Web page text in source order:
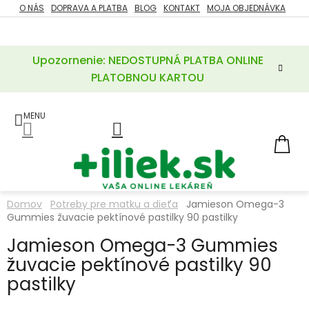
Prejsť
na
Upozornenie: NEDOSTUPNÁ PLATBA ONLINE
PLATOBNOU KARTOU
O NÁS DOPRAVA A PLATBA BLOG KONTAKT MOJA OBJEDNÁVKA
ZĽAVY
POTREBY
A
LIEKY
VITAMÍNY
MINERÁLY
KOZMETIKA
Domov Potreby pre matku a dieťa
Jamieson Omega-3
Gummies žuvacie pektínové pastilky 90 pastilky
Jamieson Omega-3 Gummies
žuvacie pektínové pastilky 90
pastilky